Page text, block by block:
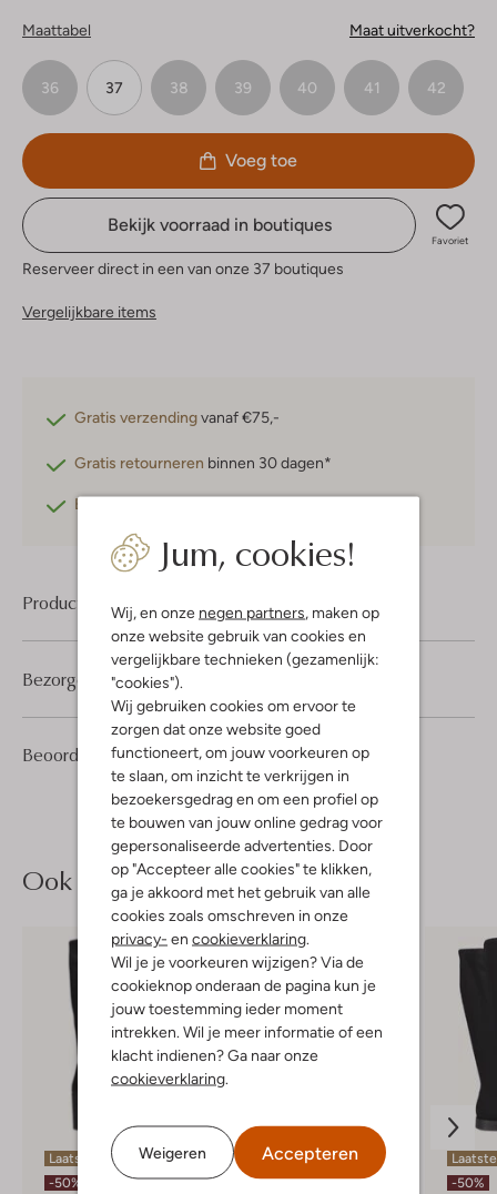
Jum, cookies!
Wij, en onze negen partners, maken op
onze website gebruik van cookies en
vergelijkbare technieken (gezamenlijk:
"cookies").
Wij gebruiken cookies om ervoor te
zorgen dat onze website goed
functioneert, om jouw voorkeuren op
te slaan, om inzicht te verkrijgen in
bezoekersgedrag en om een profiel op
te bouwen van jouw online gedrag voor
gepersonaliseerde advertenties. Door
op "Accepteer alle cookies" te klikken,
ga je akkoord met het gebruik van alle
cookies zoals omschreven in onze
privacy- en cookieverklaring.
Wil je je voorkeuren wijzigen? Via de
cookieknop onderaan de pagina kun je
jouw toestemming ieder moment
intrekken. Wil je meer informatie of een
klacht indienen? Ga naar onze
cookieverklaring.
Weigeren Accepteren
Maattabel Maat uitverkocht?
36 37 38 39 40 41 42
Voeg toe
Bekijk voorraad in boutiques
Favoriet
Reserveer direct in een van onze 37 boutiques
Vergelijkbare items
Gratis verzendingvanaf €75,-
Gratis retourneren binnen 30 dagen*
Betaal achteraf
Product informatie
Beoordelingen (2) 5/5
2
5
Sterren
Bezorgen & retourneren
Ook iets voor jou?
Laatste items
-50%
-30%
-50%